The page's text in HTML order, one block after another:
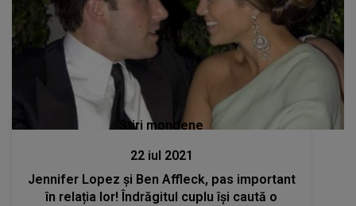
Stiri mondene
22 iul 2021
Jennifer Lopez și Ben Affleck, pas important
în relația lor! Îndrăgitul cuplu își caută o